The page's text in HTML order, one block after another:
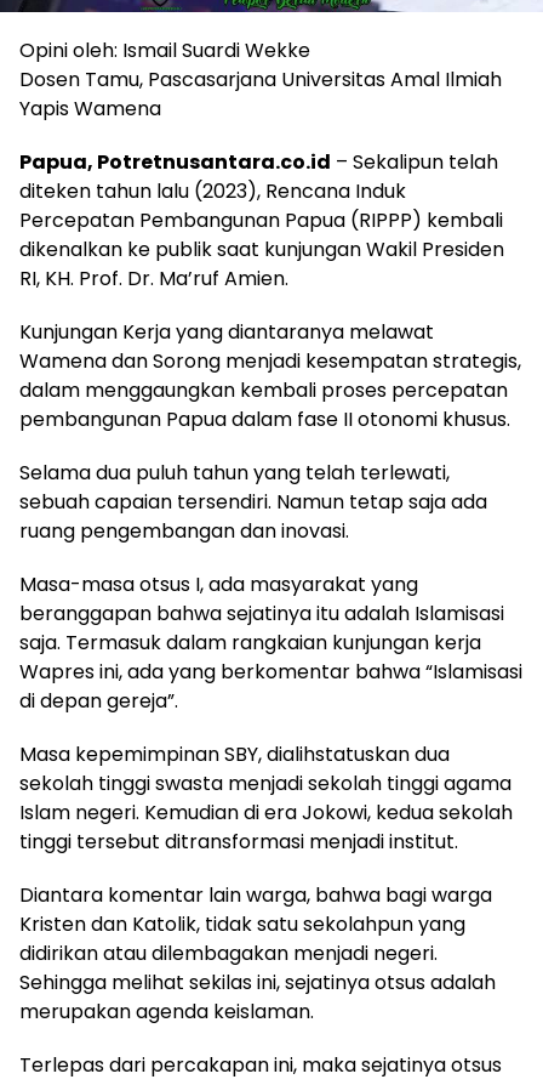
Opini oleh: Ismail Suardi Wekke
Dosen Tamu, Pascasarjana Universitas Amal Ilmiah
Yapis Wamena
Papua, Potretnusantara.co.id – Sekalipun telah
diteken tahun lalu (2023), Rencana Induk
Percepatan Pembangunan Papua (RIPPP) kembali
dikenalkan ke publik saat kunjungan Wakil Presiden
RI, KH. Prof. Dr. Ma’ruf Amien.
Kunjungan Kerja yang diantaranya melawat
Wamena dan Sorong menjadi kesempatan strategis,
dalam menggaungkan kembali proses percepatan
pembangunan Papua dalam fase II otonomi khusus.
Selama dua puluh tahun yang telah terlewati,
sebuah capaian tersendiri. Namun tetap saja ada
ruang pengembangan dan inovasi.
Masa-masa otsus I, ada masyarakat yang
beranggapan bahwa sejatinya itu adalah Islamisasi
saja. Termasuk dalam rangkaian kunjungan kerja
Wapres ini, ada yang berkomentar bahwa “Islamisasi
di depan gereja”.
Masa kepemimpinan SBY, dialihstatuskan dua
sekolah tinggi swasta menjadi sekolah tinggi agama
Islam negeri. Kemudian di era Jokowi, kedua sekolah
tinggi tersebut ditransformasi menjadi institut.
Diantara komentar lain warga, bahwa bagi warga
Kristen dan Katolik, tidak satu sekolahpun yang
didirikan atau dilembagakan menjadi negeri.
Sehingga melihat sekilas ini, sejatinya otsus adalah
merupakan agenda keislaman.
Terlepas dari percakapan ini, maka sejatinya otsus